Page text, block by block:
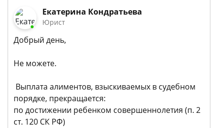
Екатерина Кондратьева
Юрист
Добрый день,
Не можете.
Выплата алиментов, взыскиваемых в судебном
порядке, прекращается:
по достижении ребенком совершеннолетия (п. 2
ст. 120 СК РФ)